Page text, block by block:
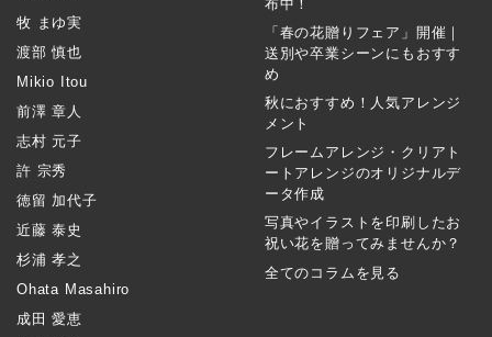
牧 まゆ実
渡部 慎也
Mikio Itou
前澤 章人
志村 元子
許 宗秀
徳留 加代子
近藤 泰史
杉浦 孝之
Ohata Masahiro
成田 愛恵
布中！
「春の花贈りフェア」開催｜
送別や卒業シーンにもおすす
め
秋におすすめ！人気アレンジ
メント
フレームアレンジ・クリアト
ートアレンジのオリジナルデ
ータ作成
写真やイラストを印刷したお
祝い花を贈ってみませんか？
全てのコラムを見る